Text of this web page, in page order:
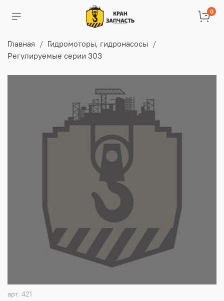
0
Главная
Гидромоторы, гидронасосы
Регулируемые серии 303
арт. 421